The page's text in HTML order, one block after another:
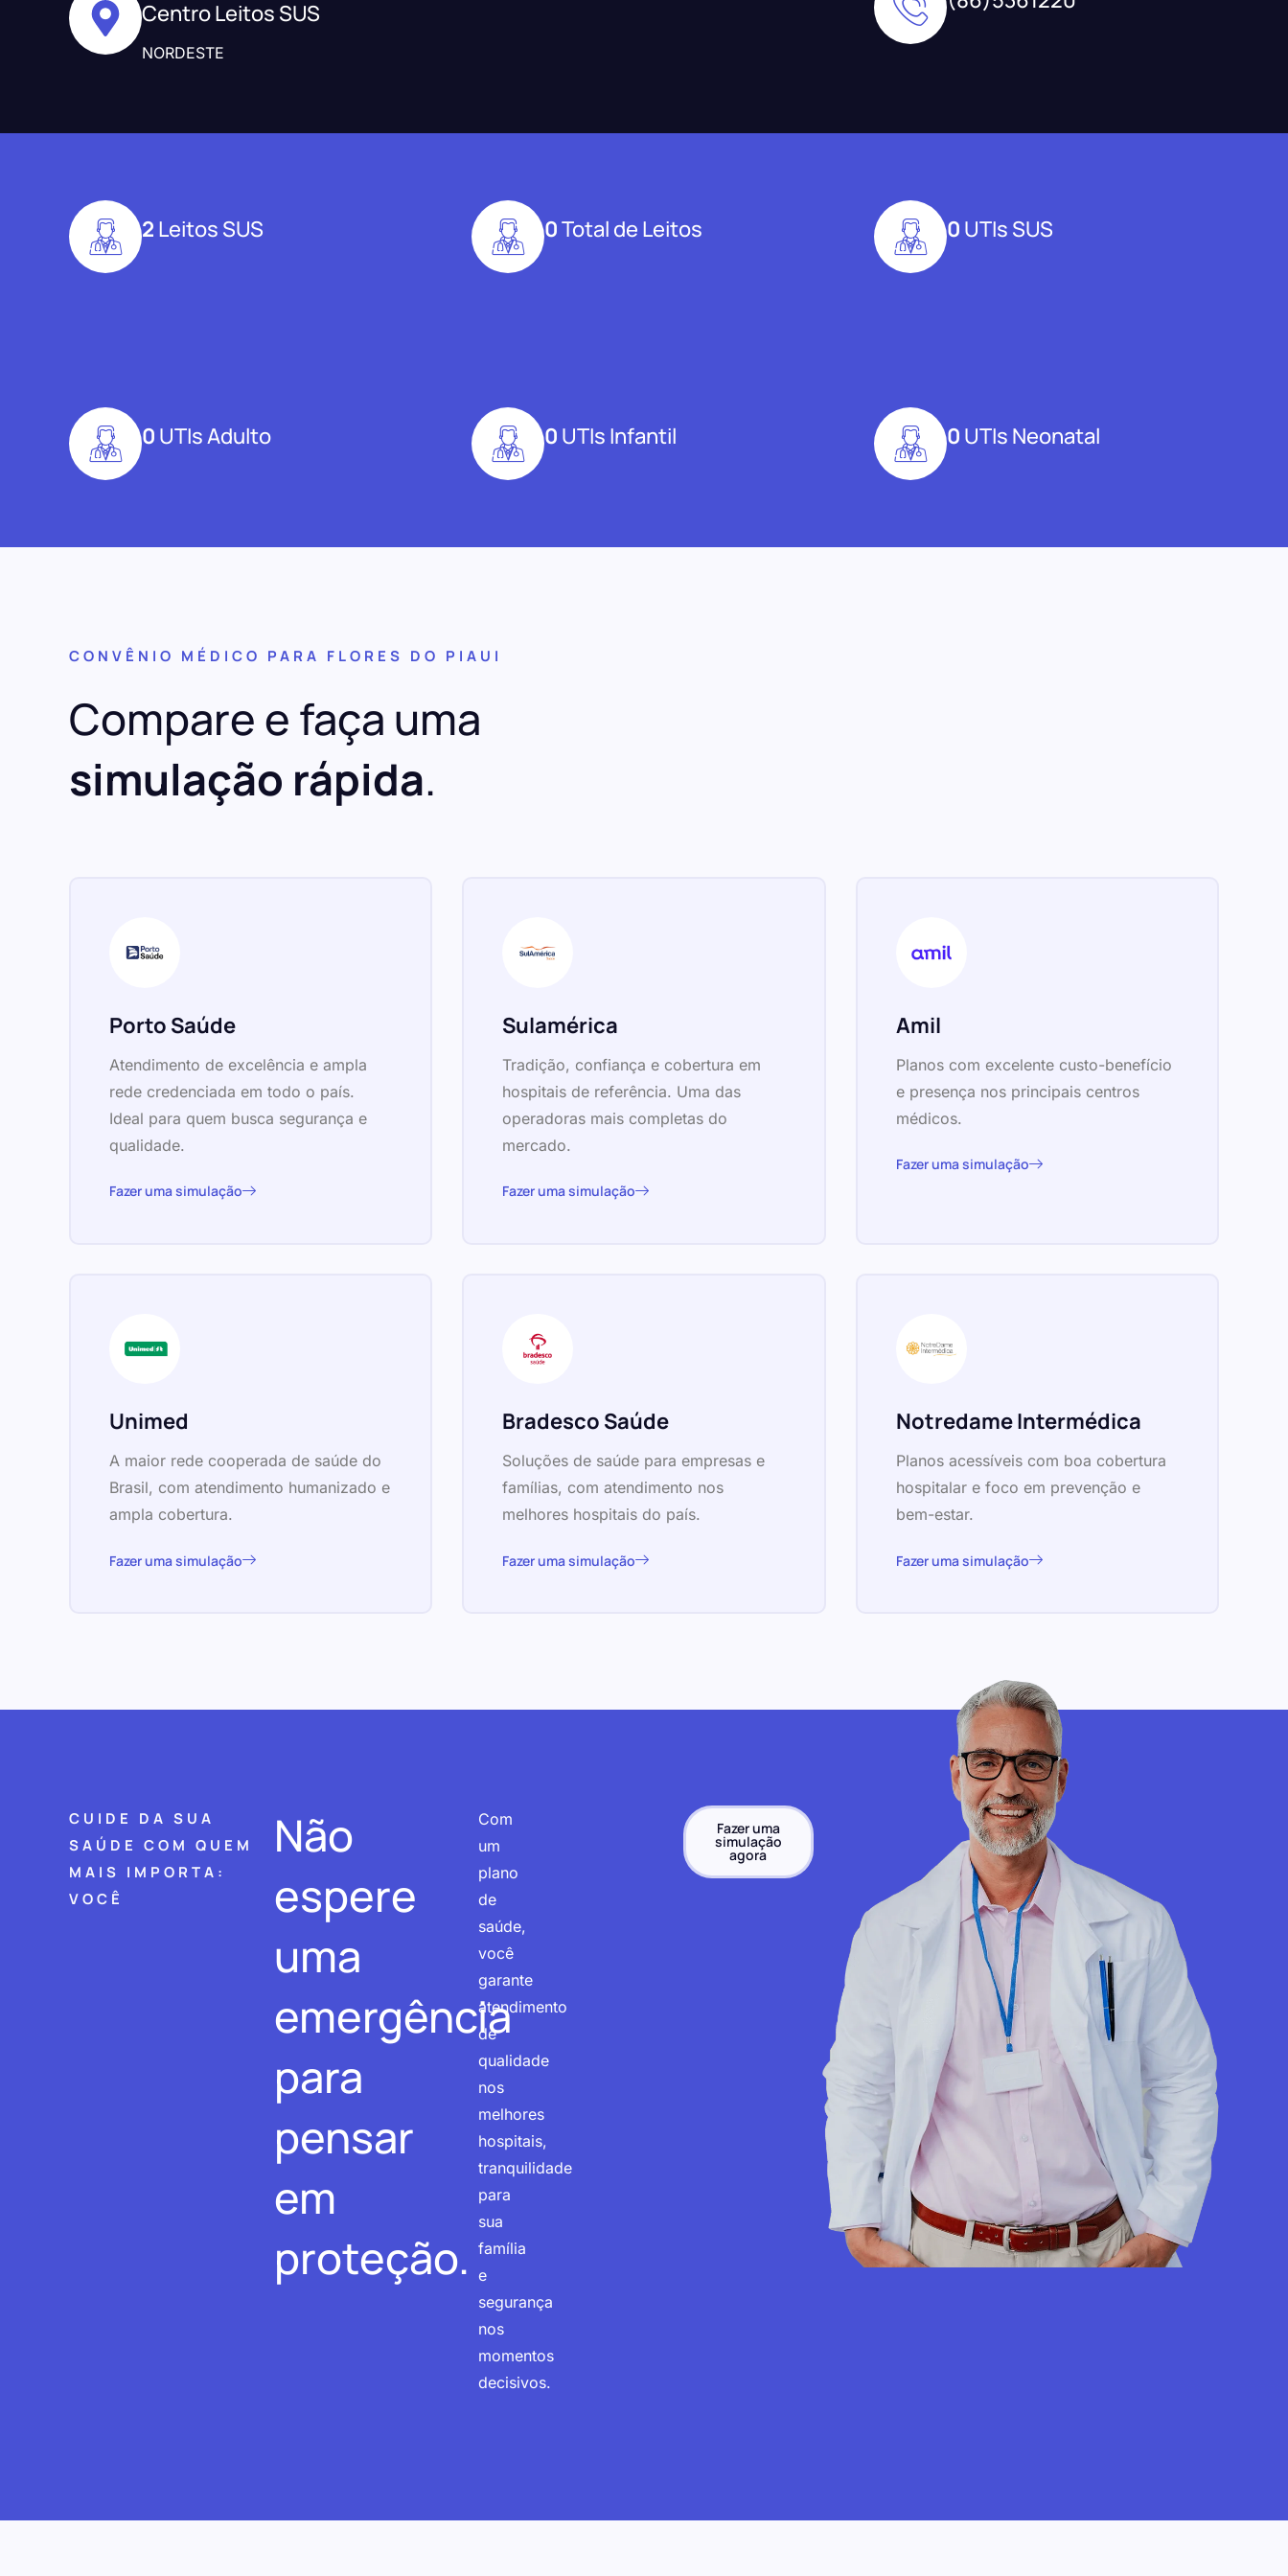
Centro Leitos SUS
NORDESTE
2 Leitos SUS 0Total de Leitos 0 UTIs SUS
0 UTIs Adulto 0 UTIs Infantil 0 UTIs Neonatal
CONVÊNIO MÉDICO PARA FLORES DO PIAUI
Compare e faça uma
simulação rápida.
Porto Saúde
Atendimento de excelência e ampla
rede credenciada em todo o país.
Ideal para quem busca segurança e
qualidade.
Fazer uma simulação
Sulamérica
Tradição, confiança e cobertura em
hospitais de referência. Uma das
operadoras mais completas do
mercado.
Fazer uma simulação
Amil
Planos com excelente custo-benefício
e presença nos principais centros
médicos.
Fazer uma simulação
Unimed
A maior rede cooperada de saúde do
Brasil, com atendimento humanizado e
ampla cobertura.
Fazer uma simulação
Bradesco Saúde
Soluções de saúde para empresas e
famílias, com atendimento nos
melhores hospitais do país.
Fazer uma simulação
Notredame Intermédica
Planos acessíveis com boa cobertura
hospitalar e foco em prevenção e
bem-estar.
Fazer uma simulação
CUIDE DA SUA
SAÚDE COM QUEM
MAIS IMPORTA:
VOCÊ
Não
espere
uma
emergência
para
pensar
em
proteção.
Com
um
plano
de
saúde,
você
garante
atendimento
de
qualidade
nos
melhores
hospitais,
tranquilidade
para
sua
família
e
segurança
nos
momentos
decisivos.
Fazer uma
simulação
agora